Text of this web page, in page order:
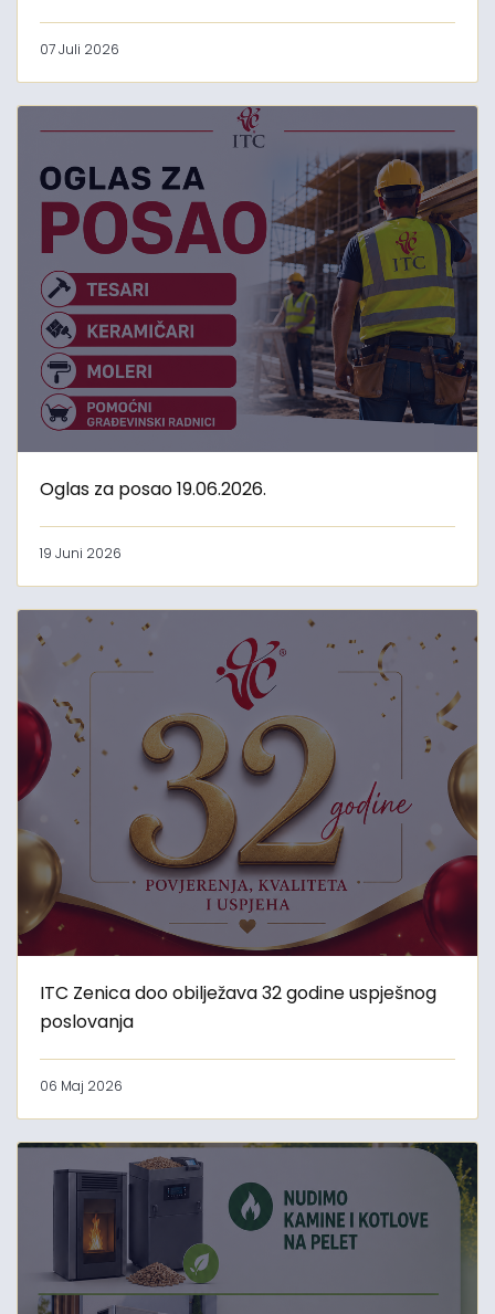
07 Juli 2026
Oglas za posao 19.06.2026.
19 Juni 2026
ITC Zenica doo obilježava 32 godine uspješnog
poslovanja
06 Maj 2026